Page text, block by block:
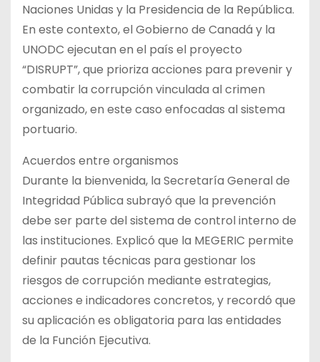
Naciones Unidas y la Presidencia de la República.
En este contexto, el Gobierno de Canadá y la
UNODC ejecutan en el país el proyecto
“DISRUPT”, que prioriza acciones para prevenir y
combatir la corrupción vinculada al crimen
organizado, en este caso enfocadas al sistema
portuario.
Acuerdos entre organismos
Durante la bienvenida, la Secretaría General de
Integridad Pública subrayó que la prevención
debe ser parte del sistema de control interno de
las instituciones. Explicó que la MEGERIC permite
definir pautas técnicas para gestionar los
riesgos de corrupción mediante estrategias,
acciones e indicadores concretos, y recordó que
su aplicación es obligatoria para las entidades
de la Función Ejecutiva.